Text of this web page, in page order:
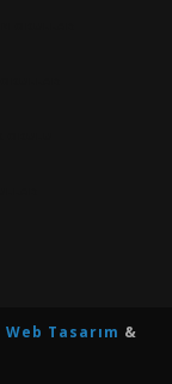
Web Tasarım &